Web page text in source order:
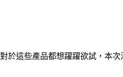
於這些產品都想躍躍欲試，本次